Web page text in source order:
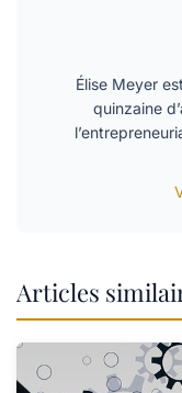
Élise Meyer
quinzaine
Articles